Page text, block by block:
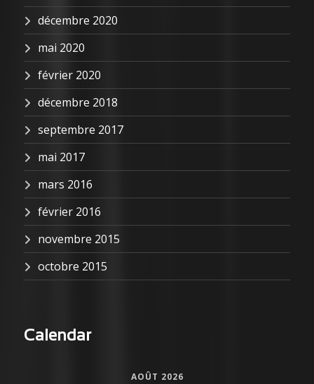
décembre 2020
mai 2020
février 2020
décembre 2018
septembre 2017
mai 2017
mars 2016
février 2016
novembre 2015
octobre 2015
Calendar
AOÛT 2026